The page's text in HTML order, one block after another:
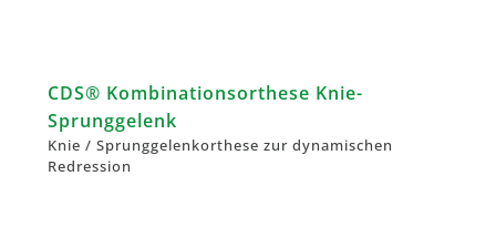
CDS® Kombinationsorthese Knie-
Sprunggelenk
Knie / Sprunggelenkorthese zur dynamischen
Redression